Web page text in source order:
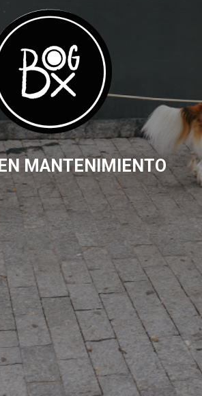
MANTENIMIENTO